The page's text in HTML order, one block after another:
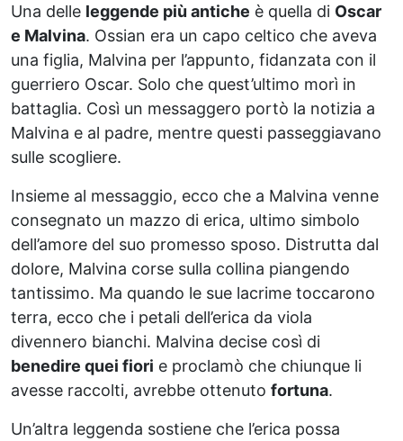
Una delle leggende più antiche è quella di Oscar
e Malvina. Ossian era un capo celtico che aveva
una figlia, Malvina per l’appunto, fidanzata con il
guerriero Oscar. Solo che quest’ultimo morì in
battaglia. Così un messaggero portò la notizia a
Malvina e al padre, mentre questi passeggiavano
sulle scogliere.
Insieme al messaggio, ecco che a Malvina venne
consegnato un mazzo di erica, ultimo simbolo
dell’amore del suo promesso sposo. Distrutta dal
dolore, Malvina corse sulla collina piangendo
tantissimo. Ma quando le sue lacrime toccarono
terra, ecco che i petali dell’erica da viola
divennero bianchi. Malvina decise così di
benedire quei fiori e proclamò che chiunque li
avesse raccolti, avrebbe ottenuto fortuna.
Un’altra leggenda sostiene che l’erica possa